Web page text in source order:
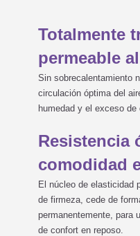
Totalmente
permeable
Sin sobrecalentamiento
circulación óptima del
humedad y el exceso de
Resistencia
comodidad
El núcleo de elasticidad
de firmeza, cede de
permanentemente, para
de confort en reposo.